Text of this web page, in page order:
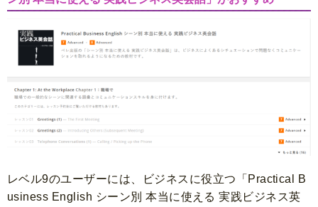
レベル9のユーザーには、ビジネスに役立つ「Practical B
usiness English シーン別 本当に使える 実践ビジネス英